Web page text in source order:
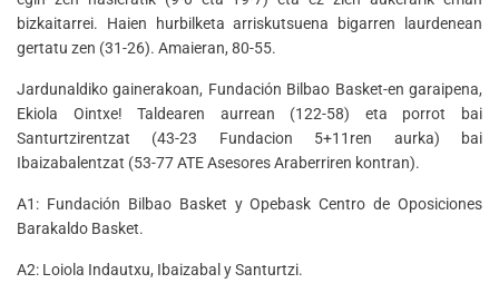
bizkaitarrei. Haien hurbilketa arriskutsuena bigarren laurdenean
gertatu zen (31-26). Amaieran, 80-55.
Jardunaldiko gainerakoan, Fundación Bilbao Basket-en garaipena,
Ekiola Ointxe! Taldearen aurrean (122-58) eta porrot bai
Santurtzirentzat (43-23 Fundacion 5+11ren aurka) bai
Ibaizabalentzat (53-77 ATE Asesores Araberriren kontran).
A1: Fundación Bilbao Basket y Opebask Centro de Oposiciones
Barakaldo Basket.
A2: Loiola Indautxu, Ibaizabal y Santurtzi.